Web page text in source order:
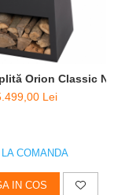
H 102cm
Orion Classic
Lei
LA COMANDA
IN COS